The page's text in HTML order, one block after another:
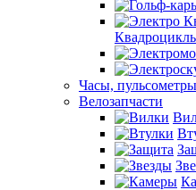
Часы, пульсометры
Велозапчасти